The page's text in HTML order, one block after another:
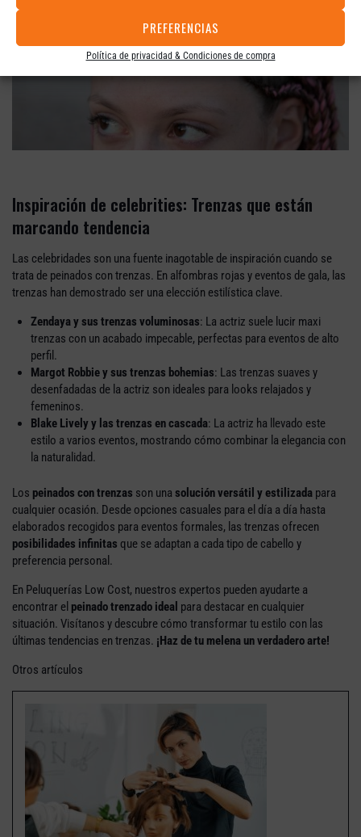
PREFERENCIAS
Política de privacidad & Condiciones de compra
Inspiración de celebrities: Trenzas que están
marcando tendencia
Las celebridades son una fuente inagotable de inspiración cuando se
trata de peinados con trenzas. En alfombras rojas y eventos de gala, las
trenzas han demostrado ser una elección estilística clave.
Zendaya y sus trenzas voluminosas: La actriz suele lucir maxi
trenzas con un acabado impecable, perfectas para eventos de alto
perfil.
Margot Robbie y sus trenzas bohemias: Las trenzas suaves y
desenfadadas de la actriz son ideales para looks relajados y
femeninos.
Blake Lively y las trenzas en cascada: La actriz ha llevado este
estilo a varios eventos, mostrando cómo combinar la elegancia con
la naturalidad.
Los peinados con trenzas son una solución versátil y estilizada para
cualquier ocasión. Desde opciones casuales para el día a día hasta
elaborados recogidos para eventos formales, las trenzas ofrecen
posibilidades infinitas que se adaptan a cada tipo de cabello y
preferencia personal.
En Peluquerías Low Cost, nuestros expertos pueden ayudarte a
encontrar el peinado trenzado ideal para destacar en cualquier
situación. Visítanos y descubre cómo transformar tu estilo con las
últimas tendencias en trenzas. ¡Haz de tu melena un verdadero arte!
Otros artículos